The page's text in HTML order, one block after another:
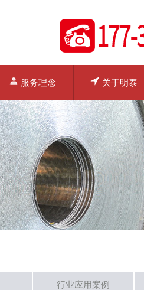
服务理念 关于明泰
行业应用案例